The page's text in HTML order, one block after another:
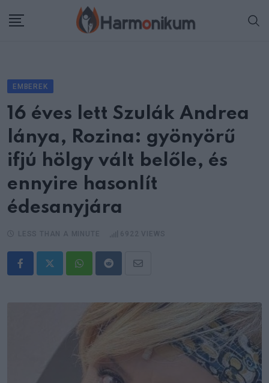
EMBEREK
16 éves lett Szulák Andrea
lánya, Rozina: gyönyörű
ifjú hölgy vált belőle, és
ennyire hasonlít
édesanyjára
WhatsappRedditShare
Email